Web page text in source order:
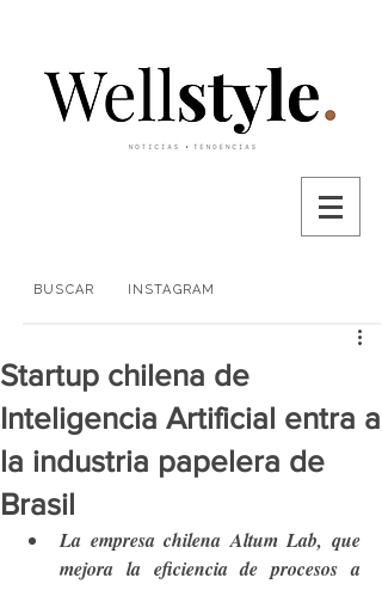
BUSCAR INSTAGRAM
Startup chilena de
Inteligencia Artificial entra a
la industria papelera de
Brasil
La empresa chilena Altum Lab, que
mejora la eficiencia de procesos a